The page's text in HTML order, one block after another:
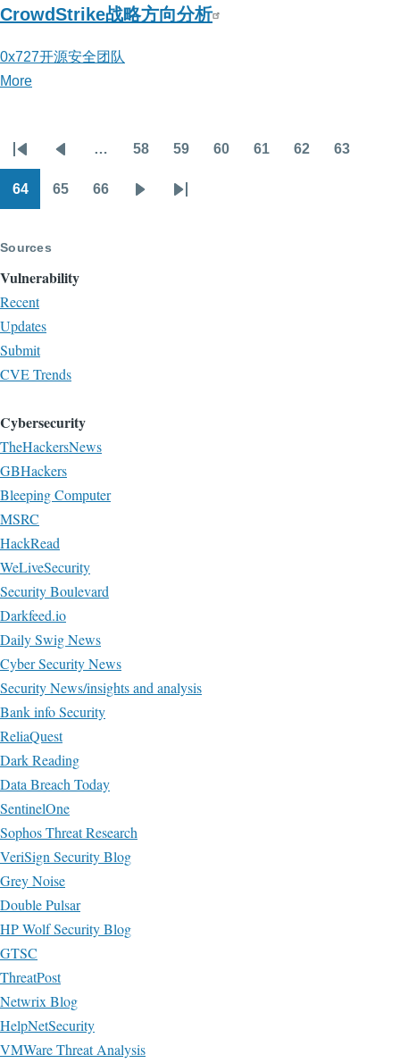
CrowdStrike战略方向分析
0x727开源安全团队
More
团
队
Pagination
First
page
Previous
page
… 58 59 60 61 62 63
64 65 66
Last
Sources
Vulnerability
Recent
Updates
Submit
CVE Trends
Cybersecurity
TheHackersNews
GBHackers
Bleeping Computer
MSRC
HackRead
WeLiveSecurity
Security Boulevard
Darkfeed.io
Daily Swig News
Cyber Security News
Security News/insights and analysis
Bank info Security
ReliaQuest
Dark Reading
Data Breach Today
SentinelOne
Sophos Threat Research
VeriSign Security Blog
Grey Noise
Double Pulsar
HP Wolf Security Blog
GTSC
ThreatPost
Netwrix Blog
HelpNetSecurity
VMWare Threat Analysis